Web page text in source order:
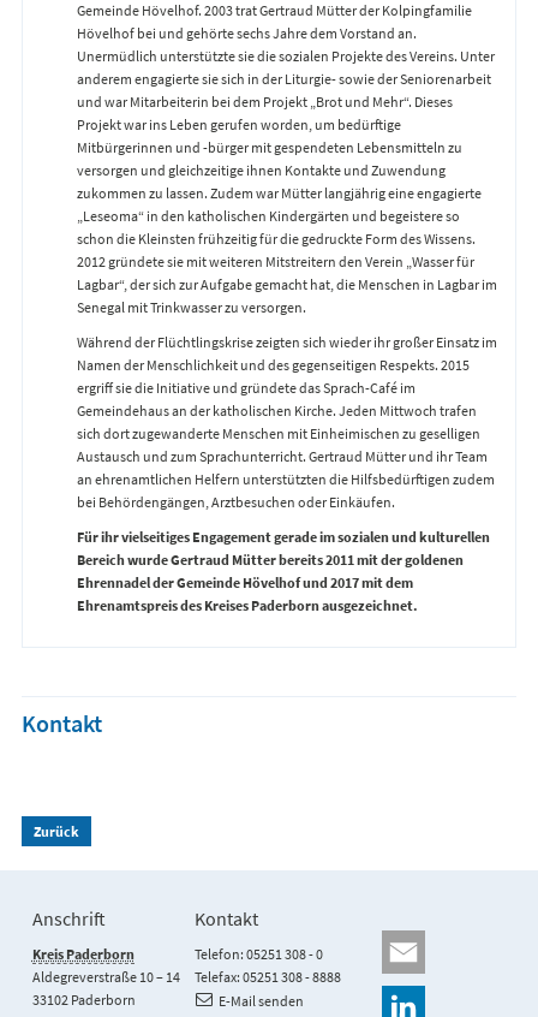
Gemeinde Hövelhof. 2003 trat Gertraud Mütter der Kolpingfamilie
Hövelhof bei und gehörte sechs Jahre dem Vorstand an.
Unermüdlich unterstützte sie die sozialen Projekte des Vereins. Unter
anderem engagierte sie sich in der Liturgie- sowie der Seniorenarbeit
und war Mitarbeiterin bei dem Projekt „Brot und Mehr“. Dieses
Projekt war ins Leben gerufen worden, um bedürftige
Mitbürgerinnen und -bürger mit gespendeten Lebensmitteln zu
versorgen und gleichzeitige ihnen Kontakte und Zuwendung
zukommen zu lassen. Zudem war Mütter langjährig eine engagierte
„Leseoma“ in den katholischen Kindergärten und begeistere so
schon die Kleinsten frühzeitig für die gedruckte Form des Wissens.
2012 gründete sie mit weiteren Mitstreitern den Verein „Wasser für
Lagbar“, der sich zur Aufgabe gemacht hat, die Menschen in Lagbar im
Senegal mit Trinkwasser zu versorgen.
Während der Flüchtlingskrise zeigten sich wieder ihr großer Einsatz im
Namen der Menschlichkeit und des gegenseitigen Respekts. 2015
ergriff sie die Initiative und gründete das Sprach-Café im
Gemeindehaus an der katholischen Kirche. Jeden Mittwoch trafen
sich dort zugewanderte Menschen mit Einheimischen zu geselligen
Austausch und zum Sprachunterricht. Gertraud Mütter und ihr Team
an ehrenamtlichen Helfern unterstützten die Hilfsbedürftigen zudem
bei Behördengängen, Arztbesuchen oder Einkäufen.
Für ihr vielseitiges Engagement gerade im sozialen und kulturellen
Bereich wurde Gertraud Mütter bereits 2011 mit der goldenen
Ehrennadel der Gemeinde Hövelhof und 2017 mit dem
Ehrenamtspreis des Kreises Paderborn ausgezeichnet.
Kontakt
Zurück
Anschrift
Kreis Paderborn
Aldegreverstraße 10 – 14
33102 Paderborn
Kontakt
Telefon: 05251 308 - 0
Telefax: 05251 308 - 8888
E-Mail senden